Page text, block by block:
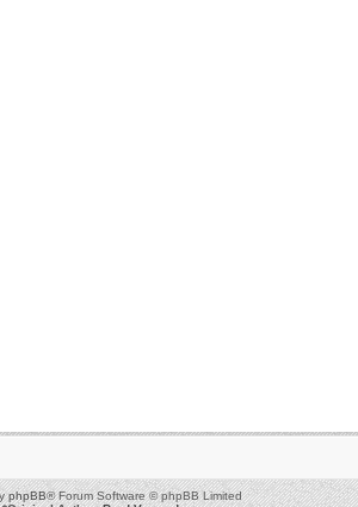
phpBB® Forum Software © phpBB Limited